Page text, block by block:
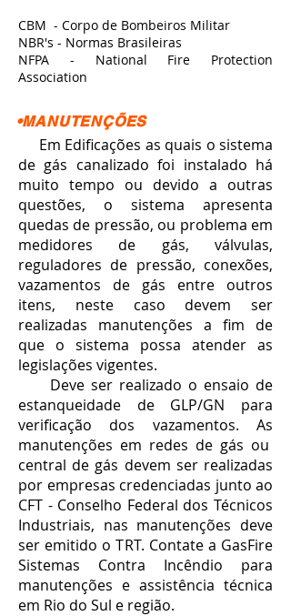
CBM - Corpo de Bombeiros Militar
NBR's - Normas Brasileiras
NFPA - National Fire Protection
Association
•MANUTENÇÕES
Em Edificações as quais o sistema
de gás canalizado foi instalado há
muito tempo ou devido a outras
questões, o sistema apresenta
quedas de pressão, ou problema em
medidores de gás, válvulas,
reguladores de pressão, conexões,
vazamentos de gás entre outros
itens, neste caso devem ser
realizadas manutenções a fim de
que o sistema possa atender as
legislações vigentes.
Deve ser realizado o ensaio de
estanqueidade de GLP/GN para
verificação dos vazamentos. As
manutenções em redes de gás ou
central de gás devem ser realizadas
por empresas credenciadas junto ao
CFT - Conselho Federal dos Técnicos
Industriais, nas manutenções deve
ser emitido o TRT. Contate a GasFire
Sistemas Contra Incêndio para
manutenções e assistência técnica
em Rio do Sul e região.